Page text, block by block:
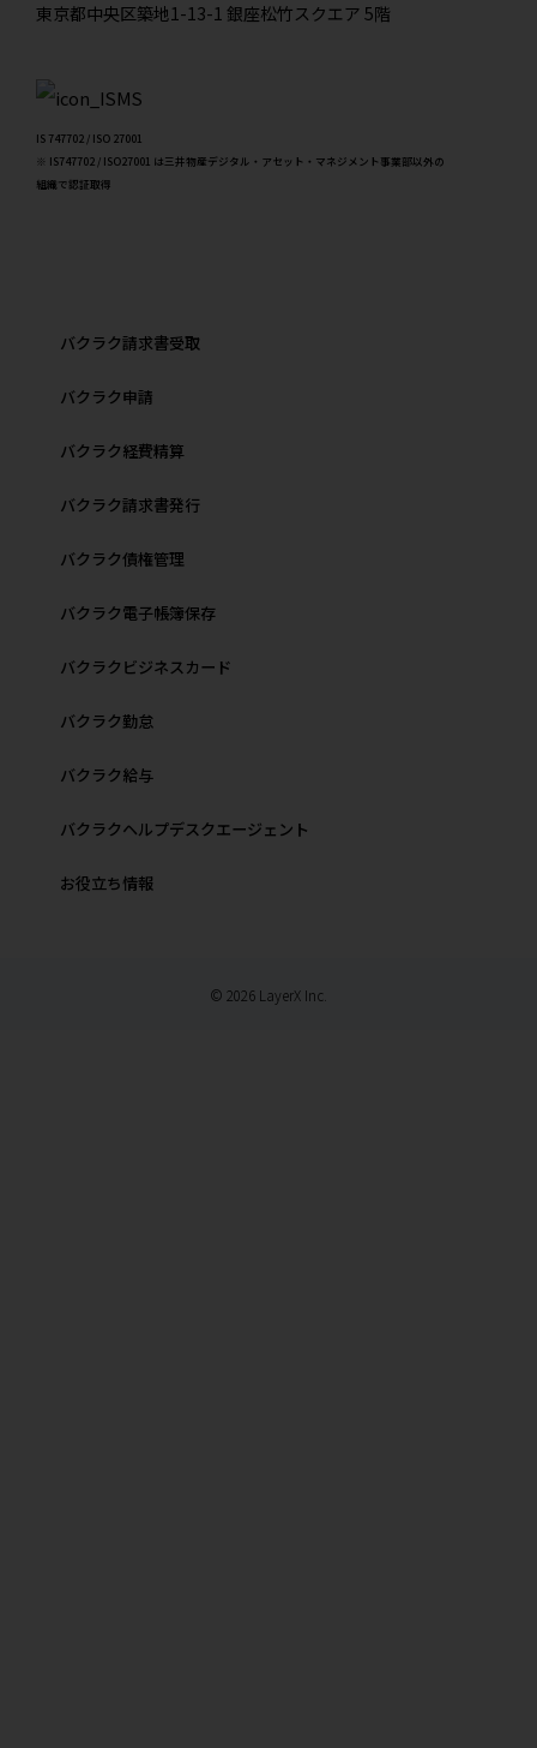
東京都中央区築地1-13-1 銀座松竹スクエア 5階
IS 747702 / ISO 27001
※ IS747702 / ISO27001 は三井物産デジタル・アセット・マネジメント事業部以外の
組織で認証取得
バクラク請求書受取
バクラク申請
バクラク経費精算
バクラク請求書発行
バクラク債権管理
バクラク電子帳簿保存
バクラクビジネスカード
バクラク勤怠
バクラク給与
バクラクヘルプデスクエージェント
お役立ち情報
© 2026 LayerX Inc.